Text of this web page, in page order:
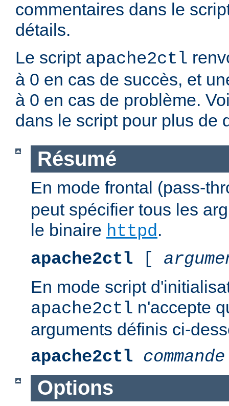
commentaires dans le
détails.
Le script apache2ctl
à 0 en cas de succès, et
à 0 en cas de problème.
dans le script pour plus de
Résumé
En mode frontal (pass-
peut spécifier tous les
le binaire httpd.
apache2ctl [
En mode script
apache2ctl n'accepte
arguments définis ci-
apache2ctl commande
Options